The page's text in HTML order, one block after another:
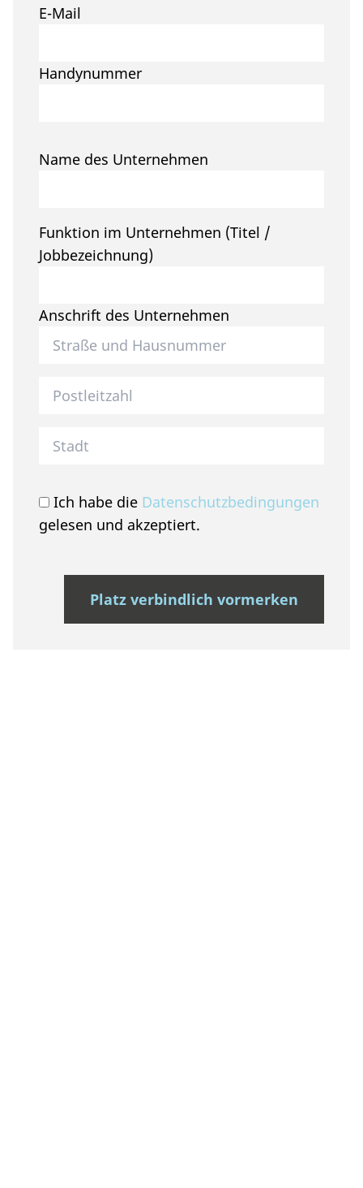
E-Mail
Handynummer
Name des Unternehmen
Funktion im Unternehmen (Titel /
Jobbezeichnung)
Anschrift des Unternehmen
Stadt des Unternehmen
Ich habe die Datenschutzbedingungen
gelesen und akzeptiert.
Platz verbindlich vormerken